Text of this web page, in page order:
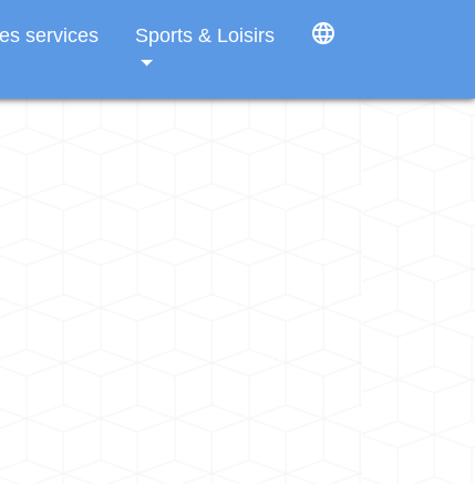
services Sports & Loisirs language